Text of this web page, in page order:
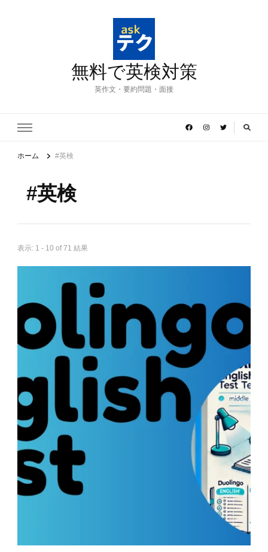
無料で英検対策
英作文・要約問題・面接
ホーム #英検
#英検
表示: 1 - 10 of 71 結果